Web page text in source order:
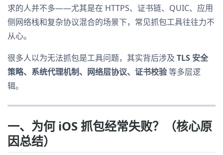
求的人并不多——尤其是在 HTTPS、证书链、QUIC、应用
侧网络栈和复杂协议混合的场景下，常见抓包工具往往力不
从心。
很多人以为无法抓包是工具问题，其实背后涉及 TLS 安全
策略、系统代理机制、网络层协议、证书校验等多层逻
辑。
一、为何 iOS 抓包经常失败？（核心原
因总结）